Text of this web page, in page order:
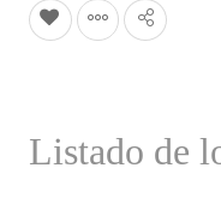
Listado de